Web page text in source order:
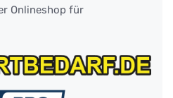
Onlineshop für